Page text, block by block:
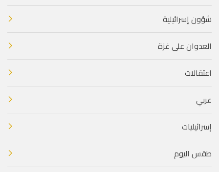
شؤون إسرائيلية
العدوان على غزة
اعتقالات
عربي
إسرائيليات
طقس اليوم